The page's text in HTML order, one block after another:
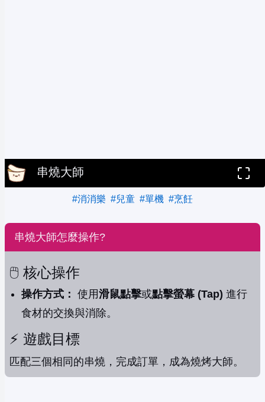
串燒大師
#消消樂 #兒童 #單機 #烹飪
串燒大師怎麼操作?
🖱️ 核心操作
操作方式： 使用滑鼠點擊或點擊螢幕 (Tap) 進行
食材的交換與消除。
⚡️ 遊戲目標
匹配三個相同的串燒，完成訂單，成為燒烤大師。